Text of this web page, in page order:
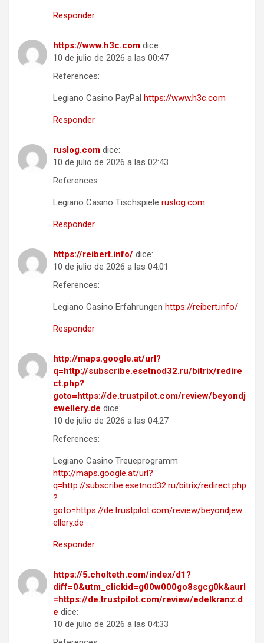
Responder
https://www.h3c.com dice:
10 de julio de 2026 a las 00:47
References:
Legiano Casino PayPal https://www.h3c.com
Responder
ruslog.com dice:
10 de julio de 2026 a las 02:43
References:
Legiano Casino Tischspiele ruslog.com
Responder
https://reibert.info/ dice:
10 de julio de 2026 a las 04:01
References:
Legiano Casino Erfahrungen https://reibert.info/
Responder
http://maps.google.at/url?
q=http://subscribe.esetnod32.ru/bitrix/redire
ct.php?
goto=https://de.trustpilot.com/review/beyondj
ewellery.de dice:
10 de julio de 2026 a las 04:27
References:
Legiano Casino Treueprogramm
http://maps.google.at/url?
q=http://subscribe.esetnod32.ru/bitrix/redirect.php
?
goto=https://de.trustpilot.com/review/beyondjew
ellery.de
Responder
https://5.cholteth.com/index/d1?
diff=0&utm_clickid=g00w000go8sgcg0k&aurl
=https://de.trustpilot.com/review/edelkranz.d
e dice:
10 de julio de 2026 a las 04:33